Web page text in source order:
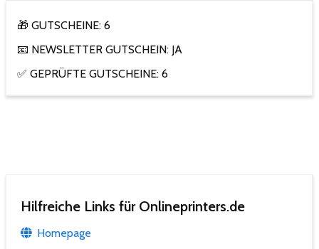
🎁 GUTSCHEINE: 6
📧 NEWSLETTER GUTSCHEIN: JA
✅ GEPRÜFTE GUTSCHEINE: 6
Hilfreiche Links für Onlineprinters.de
Homepage